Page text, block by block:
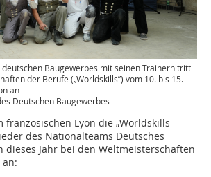
Baugewerbes mit seinen Trainern tritt
der Berufe („Worldskills”) vom 10. bis 15.
an
Deutschen Baugewerbes
französischen Lyon die „Worldskills
des Nationalteams Deutsches
dieses Jahr bei den Weltmeisterschaften